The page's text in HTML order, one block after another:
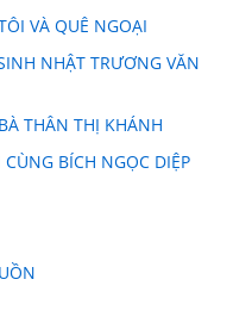
VÀ QUÊ NGOẠI
NHẬT TRƯƠNG VĂN
THÂN THỊ KHÁNH
BÍCH NGỌC DIỆP